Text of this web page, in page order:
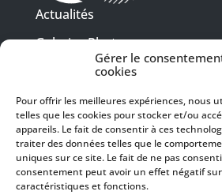
Gérer le
cookies
Pour offrir les meilleures expériences, nous
telles que les cookies pour stocker et/ou
appareils. Le fait de consentir à ces
traiter des données telles que le
uniques sur ce site. Le fait de ne pas
consentement peut avoir un effet négatif
caractéristiques et fonctions.
Actualités
Galeries Photos
Vidéothèque
Presse
Programme PDF
Billetterie
Recrutement
Mentions légales